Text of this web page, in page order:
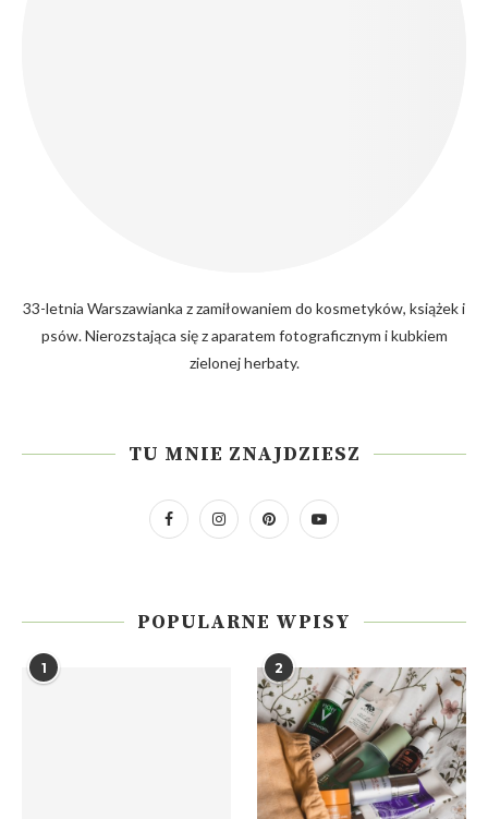
33-letnia Warszawianka z zamiłowaniem do kosmetyków, książek i
psów. Nierozstająca się z aparatem fotograficznym i kubkiem
zielonej herbaty.
TU MNIE ZNAJDZIESZ
POPULARNE WPISY
1 2